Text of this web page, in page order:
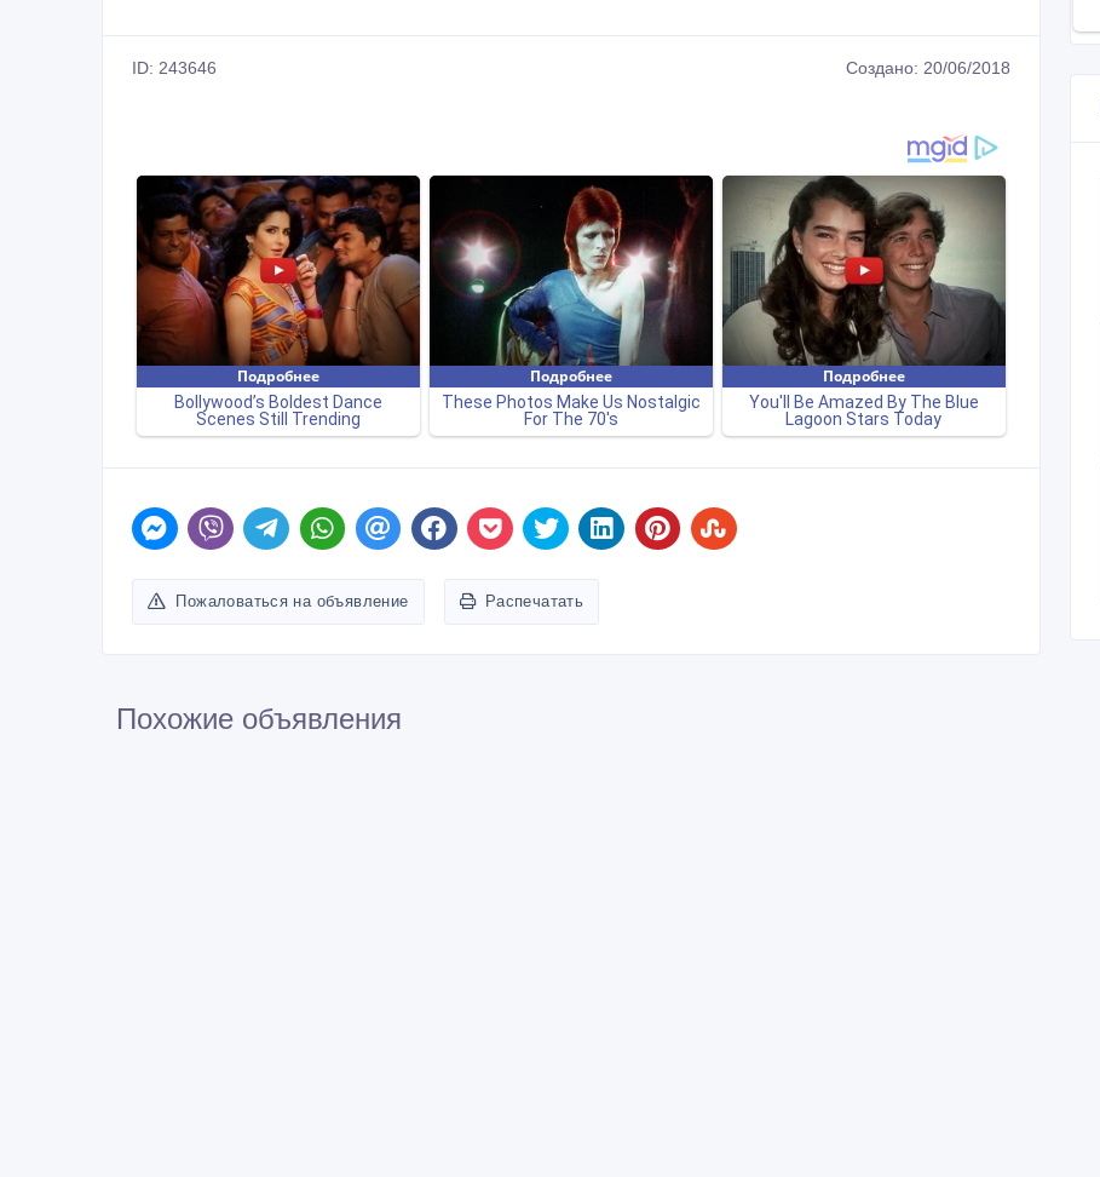
ID: 243646 Создано: 20/06/2018
Пожаловаться на объявление Распечатать
Похожие объявления